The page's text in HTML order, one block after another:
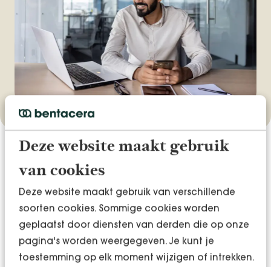
Deze website maakt gebruik
van cookies
Deze website maakt gebruik van verschillende
soorten cookies. Sommige cookies worden
geplaatst door diensten van derden die op onze
pagina's worden weergegeven. Je kunt je
toestemming op elk moment wijzigen of intrekken.